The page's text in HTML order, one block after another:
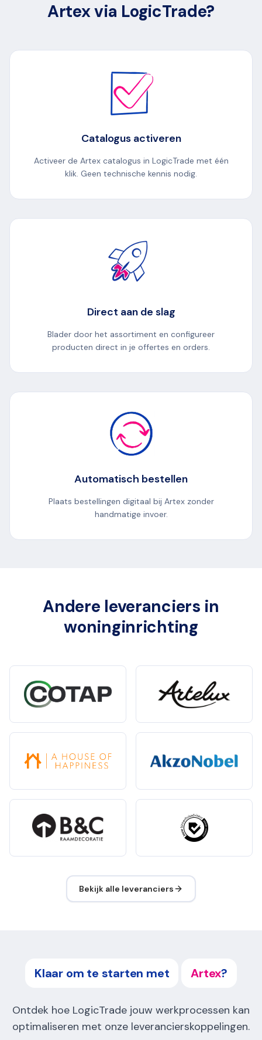
Artex via LogicTrade?
Catalogus activeren
Activeer de Artex catalogus in LogicTrade met één
klik. Geen technische kennis nodig.
Direct aan de slag
Blader door het assortiment en configureer
producten direct in je offertes en orders.
Automatisch bestellen
Plaats bestellingen digitaal bij Artex zonder
handmatige invoer.
Andere leveranciers in
woninginrichting
Bekijk alle leveranciers
Klaar om te starten met Artex?
Ontdek hoe LogicTrade jouw werkprocessen kan
optimaliseren met onze leverancierskoppelingen.